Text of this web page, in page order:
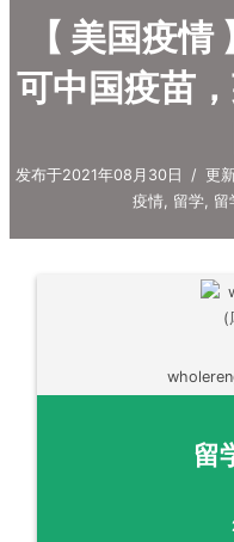
【 美国疫
可中国疫苗
发布于2021年08月30日 / 更
疫情, 留学, 留
留